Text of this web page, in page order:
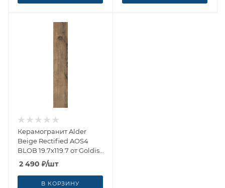
Керамогранит Alder
Beige Rectified AOS4
BLOB 19.7x119.7 от Goldis
Tile (Иран)
2 490 ₽/шт
В КОРЗИНУ